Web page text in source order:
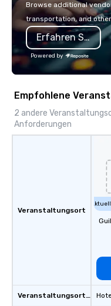
Browse additional
transportation, and
Erfahren Sie mehr
Powered by
Empfohlene
2 andere
Anforderungen
Veranstaltungsort
Veranstaltungsortstyp